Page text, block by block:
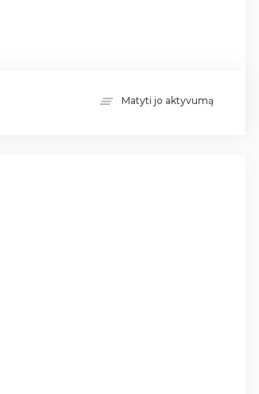
Matyti jo aktyvumą